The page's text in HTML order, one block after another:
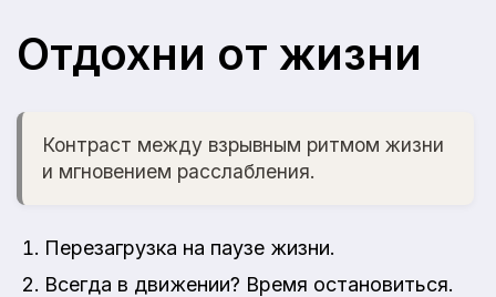
Отдохни от жизни
Контраст между взрывным ритмом жизни
и мгновением расслабления.
Перезагрузка на паузе жизни.
Всегда в движении? Время остановиться.